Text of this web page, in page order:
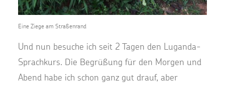
Eine Ziege am Straßenrand
Und nun besuche ich seit 2 Tagen den Luganda-
Sprachkurs. Die Begrüßung für den Morgen und
Abend habe ich schon ganz gut drauf, aber